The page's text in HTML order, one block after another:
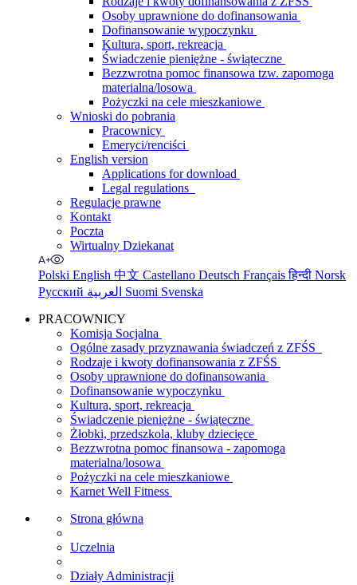
Osoby uprawnione do dofinansowania
Dofinansowanie wypoczynku
Kultura, sport, rekreacja
Świadczenie pieniężne - świąteczne
Bezzwrotna pomoc finansowa tzw. zapomoga
materialna/losowa
Pożyczki na cele mieszkaniowe
Wnioski do pobrania
Pracownicy
Emeryci/renciści
English version
Applications for download
Legal regulations
Regulacje prawne
Kontakt
Poczta
Wirtualny Dziekanat
Polski English 中文 Castellano Deutsch Françaisहिन्दी Norsk
Русский
Suomi Svenska
PRACOWNICY
Komisja Socjalna
Ogólne zasady przyznawania świadczeń z ZFŚS
Rodzaje i kwoty dofinansowania z ZFŚS
Osoby uprawnione do dofinansowania
Dofinansowanie wypoczynku
Kultura, sport, rekreacja
Świadczenie pieniężne - świąteczne
Żłobki, przedszkola, kluby dziecięce
Bezzwrotna pomoc finansowa - zapomoga
materialna/losowa
Pożyczki na cele mieszkaniowe
Karnet Well Fitness
Strona główna
Uczelnia
Działy Administracji